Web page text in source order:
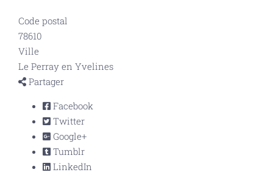
Code postal
78610
Ville
Le Perray en Yvelines
Partager
Facebook
Twitter
Google+
Tumblr
LinkedIn